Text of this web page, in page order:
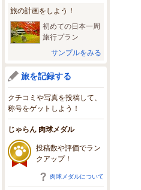
旅の計画をしよう！
初めての日本一周
旅行プラン
サンプルをみる
旅を記録する
クチコミや写真を投稿して、
称号をゲットしよう！
じゃらん 肉球メダル
投稿数や評価でラン
クアップ！
肉球メダルについて